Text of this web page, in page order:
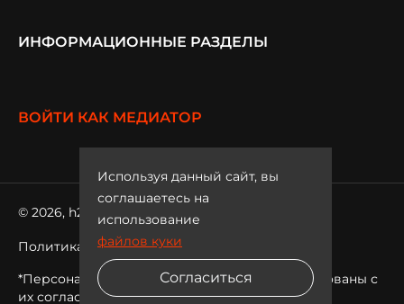
Используя данный сайт, вы
соглашаетесь на
использование
файлов куки
Согласиться
ИНФОРМАЦИОННЫЕ РАЗДЕЛЫ
ВОЙТИ КАК МЕДИАТОР
© 2026, h2h
Политика обработки персональных данных
*Персональные данные сотрудников опубликованы с
их согласия